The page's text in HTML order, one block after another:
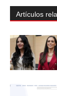
Artículos